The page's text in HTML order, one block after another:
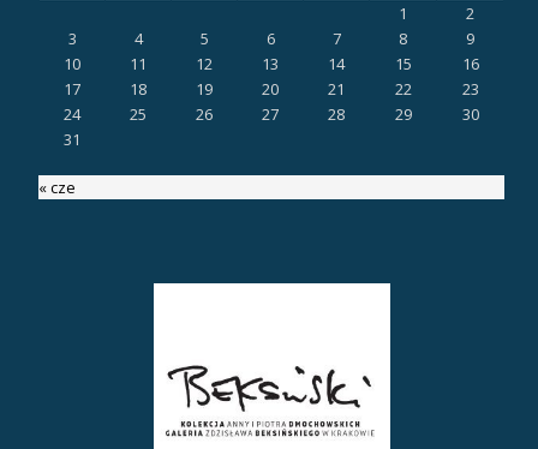
1
2
3
4 5 6 7 8
9
10
11 12 13 14 15
16
17
18 19 20 21 22
23
24
25 26 27 28 29
30
31
« cze